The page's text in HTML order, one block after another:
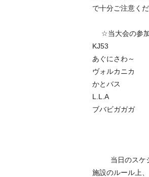
で十分ご注意く
☆当大会の参
KJ53
あぐにさわ～
ヴォルカニカ
かとバス
L.L.A
ブバビガガガ
当日のスケ
施設のルール上、